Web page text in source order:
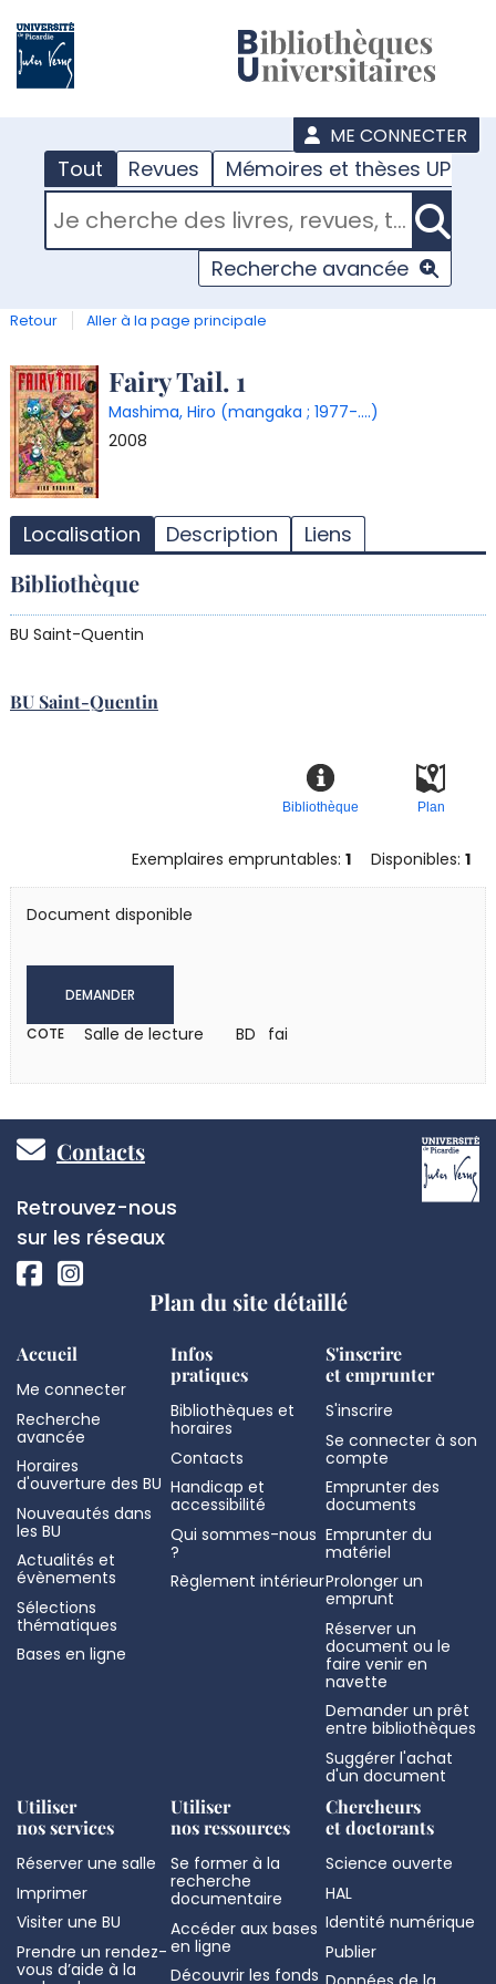
ME CONNECTER
Tout Revues Mémoires et thèses UPJV
RECHERCHER DANS "TOUT"
Recherche avancée
Retour Aller à la page principale
Détail
document
Fairy Tail. 1
Mashima, Hiro (mangaka ; 1977-....)
2008
Localisation Description Liens
Bibliothèque
BU Saint-Quentin
BU Saint-Quentin
Plan
Bibliothèque
Exemplaires empruntables:1 Disponibles:1
Document disponible
DEMANDER
COTE Salle de lecture BD fai
Pied
de
page
Contacts
Réseaux
sociaux
Retrouvez-nous
sur les réseaux
Plan du site détaillé
Accueil
Me connecter
Recherche
avancée
Horaires
d'ouverture des BU
Nouveautés dans
les BU
Actualités et
évènements
Sélections
thématiques
Bases en ligne
Infos
pratiques
Bibliothèques et
horaires
Contacts
Handicap et
accessibilité
Qui sommes-nous
?
Règlement intérieur
S'inscrire
et emprunter
S'inscrire
Se connecter à son
compte
Emprunter des
documents
Emprunter du
matériel
Prolonger un
emprunt
Réserver un
document ou le
faire venir en
navette
Demander un prêt
entre bibliothèques
Suggérer l'achat
d'un document
Utiliser
nos services
Réserver une salle
Imprimer
Visiter une BU
Prendre un rendez-
vous d’aide à la
Utiliser
nos ressources
Se former à la
recherche
documentaire
Accéder aux bases
en ligne
Découvrir les fonds
Chercheurs
et doctorants
Science ouverte
HAL
Identité numérique
Publier